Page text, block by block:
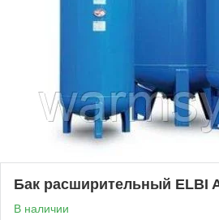
Бак расширительный ELBI
В наличии